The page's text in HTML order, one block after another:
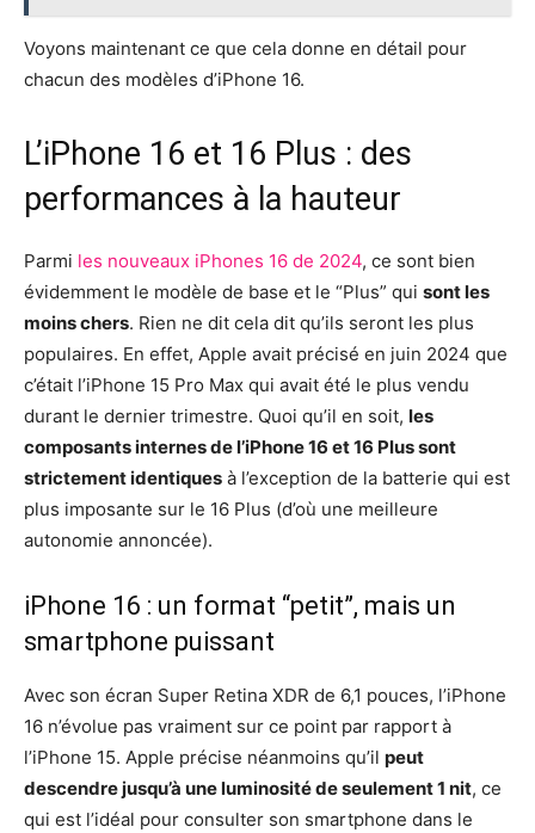
Voyons maintenant ce que cela donne en détail pour
chacun des modèles d’iPhone 16.
L’iPhone 16 et 16 Plus : des
performances à la hauteur
Parmi les nouveaux iPhones 16 de 2024, ce sont bien
évidemment le modèle de base et le “Plus” qui sont les
moins chers. Rien ne dit cela dit qu’ils seront les plus
populaires. En effet, Apple avait précisé en juin 2024 que
c’était l’iPhone 15 Pro Max qui avait été le plus vendu
durant le dernier trimestre. Quoi qu’il en soit, les
composants internes de l’iPhone 16 et 16 Plus sont
strictement identiques à l’exception de la batterie qui est
plus imposante sur le 16 Plus (d’où une meilleure
autonomie annoncée).
iPhone 16 : un format “petit”, mais un
smartphone puissant
Avec son écran Super Retina XDR de 6,1 pouces, l’iPhone
16 n’évolue pas vraiment sur ce point par rapport à
l’iPhone 15. Apple précise néanmoins qu’il peut
descendre jusqu’à une luminosité de seulement 1 nit, ce
qui est l’idéal pour consulter son smartphone dans le